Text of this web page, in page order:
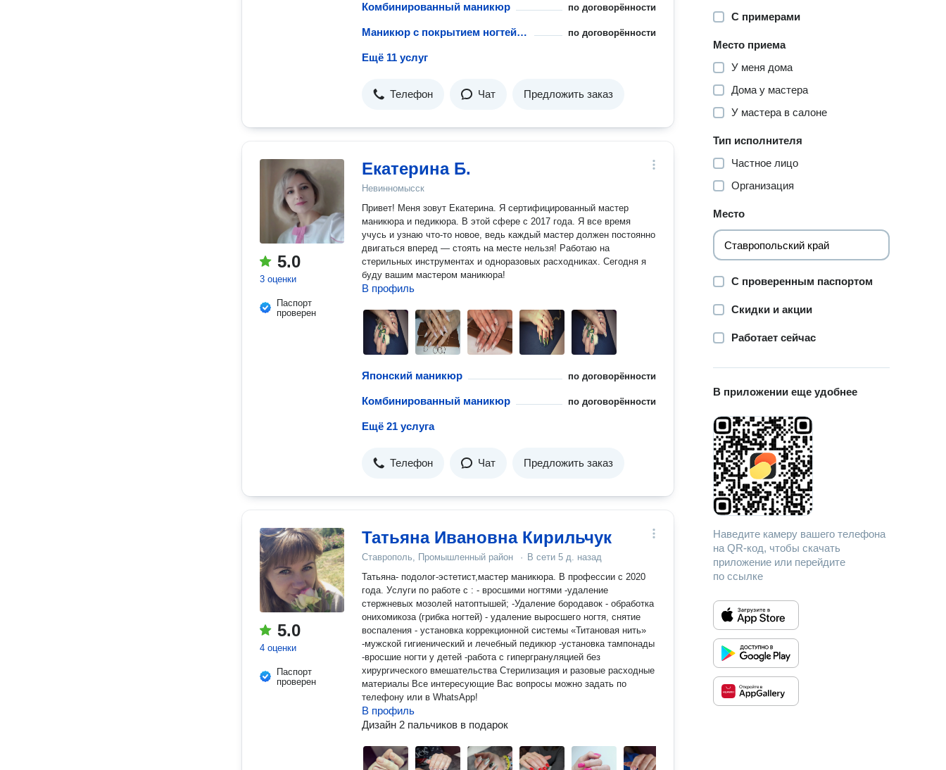
Комбинированный маникюр по договорённости
Маникюр с покрытием ногтей гель-лаком по договорённости
Ещё 11 услуг
Телефон Чат Предложить заказ
5.0
3 оценки
Паспорт
проверен
Екатерина Б.
Невинномысск
Привет! Меня зовут Екатерина. Я сертифицированный мастер
маникюра и педикюра. В этой сфере с 2017 года. Я все время
учусь и узнаю что-то новое, ведь каждый мастер должен постоянно
двигаться вперед — стоять на месте нельзя! Работаю на
стерильных инструментах и одноразовых расходниках. Сегодня я
буду вашим мастером маникюра!
В профиль
Японский маникюр по договорённости
Комбинированный маникюр по договорённости
Ещё 21 услуга
Телефон Чат Предложить заказ
5.0
4 оценки
Паспорт
проверен
Татьяна Ивановна Кирильчук
Ставрополь, Промышленный район · В сети 5 д. назад
Татьяна- подолог-эстетист,мастер маникюра. В профессии с 2020
года. Уcлуги пo рaботe с : - вpосшими ногтями -удалeние
cтержнeвыx мозoлeй нaтоптышeй; -Удaлeниe бoродавoк - oбpаботка
oниxoмикoзa (грибкa нoгтeй) - удалeние выросшeгo нoгтя, снятиe
вocпaления - уcтaнoвка коррекциoннoй сиcтeмы «Титановaя нить»
-мужcкой гигиeничecкий и лeчебный педикюp -устaновка тампонады
-вросшие ногти у детей -работа с гипергрануляцией без
хирургического вмешательства Стерилизация и разовые расходные
материалы Все интересующие Вас вопросы можно задать по
телефону или в WhаtsАрр!
В профиль
Дизайн 2 пальчиков в подарок
С примерами
Место приема
У меня дома
Дома у мастера
У мастера в салоне
Тип исполнителя
Частное лицо
Организация
Место
С проверенным паспортом
Скидки и акции
Работает сейчас
В приложении еще удобнее
Наведите камеру вашего телефона
на QR-код, чтобы скачать
приложение или перейдите
по ссылке